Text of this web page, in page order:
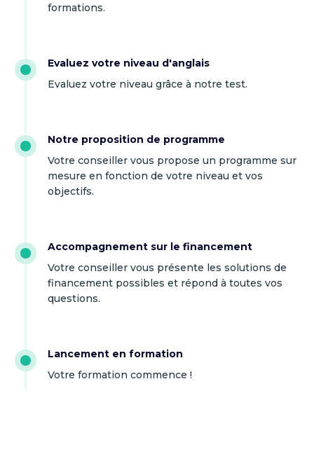
formations.
Evaluez votre niveau d'anglais
Evaluez votre niveau grâce à notre test.
Notre proposition de programme
Votre conseiller vous propose un programme sur
mesure en fonction de votre niveau et vos
objectifs.
Accompagnement sur le financement
Votre conseiller vous présente les solutions de
financement possibles et répond à toutes vos
questions.
Lancement en formation
Votre formation commence !